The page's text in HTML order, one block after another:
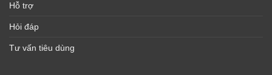
Hỗ trợ
Hỏi đáp
Tư vấn tiêu dùng